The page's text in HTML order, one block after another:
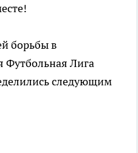
борьбы в
Футбольная Лига
следующим